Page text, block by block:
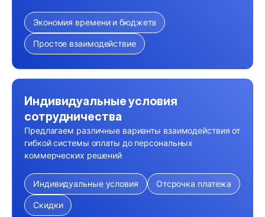
Экономия времени и бюджета
Простое взаимодействие
Индивидуальные условия
сотрудничества
Предлагаем различные варианты взаимодействия от
гибкой системы оплаты до персональных
коммерческих решений
Индивидуальные условия Отсрочка платежа
Скидки